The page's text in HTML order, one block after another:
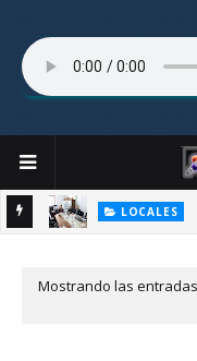
LOCALES
cesión de inmueble
Mostrando las